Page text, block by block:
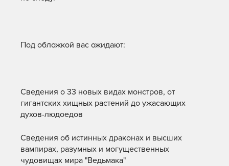
Под обложкой вас ожидают:
Сведения о 33 новых видах монстров, от
гигантских хищных растений до ужасающих
духов-людоедов
Сведения об истинных драконах и высших
вампирах, разумных и могущественных
чудовищах мира "Ведьмака"